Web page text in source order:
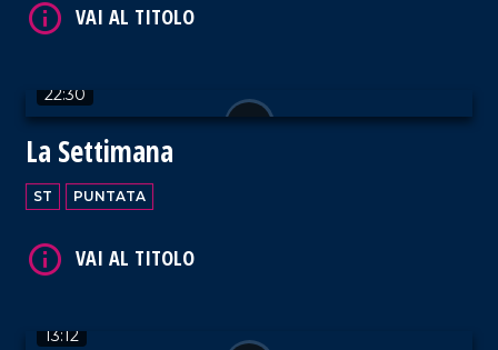
22:30
La Settimana
ST PUNTATA
13:12